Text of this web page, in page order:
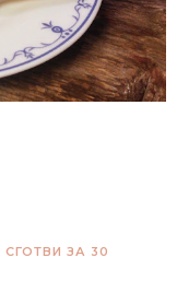
СГОТВИ ЗА 30